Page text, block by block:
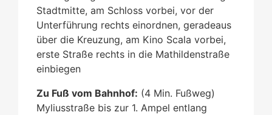
Stadtmitte, am Schloss vorbei, vor der
Unterführung rechts einordnen, geradeaus
über die Kreuzung, am Kino Scala vorbei,
erste Straße rechts in die Mathildenstraße
einbiegen
Zu Fuß vom Bahnhof: (4 Min. Fußweg)
Myliusstraße bis zur 1. Ampel entlang